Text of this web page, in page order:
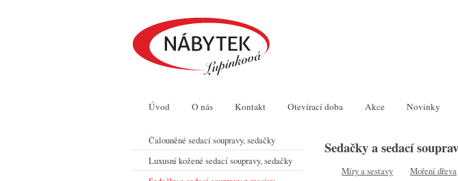
Úvod O nás Kontakt Otevírací doba Akce Novinky
Sedačky a sedací
Míry a sestavy Moření dřeva
Čalouněné sedací soupravy, sedačky
Luxusní kožené sedací soupravy, sedačky